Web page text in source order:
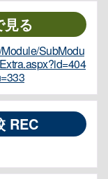
見る
SubModu
REC